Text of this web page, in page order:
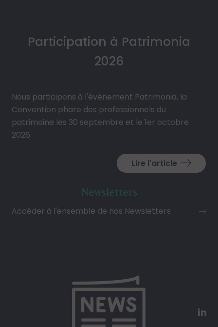
Participation à Patrimonia
2026
Nous participons à l'évènement Patrimonia, la
Convention phare des professionnels du
patrimoine les 30 septembre et le 1er octobre
2026.
Lire l'article
Newsletters
Accéder à l'ensemble de nos Newsletters